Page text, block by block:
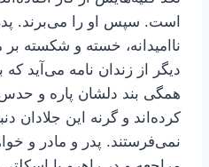
است. سپس او را می‌برند.
ناامیدانه، خسته و شکسته
دیگر از زندان نامه می‌آید که
همگی بند دلشان پاره و حدس
کرده‌اند و گرنه این جلادان
نمی‌فرستند. پدر و مادر و